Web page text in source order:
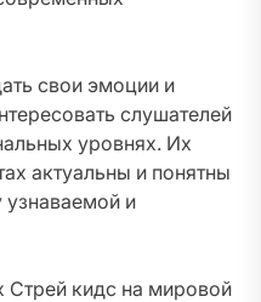
свои эмоции и
слушателей
уровнях. Их
актуальны и понятны
узнаваемой и
Стрей кидс на мировой